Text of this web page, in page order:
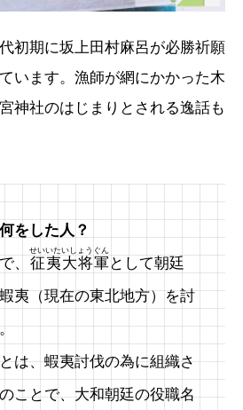
初期に坂上田村麻呂が必勝祈願
います。漁師が網にかかった木
神社のはじまりとされる逸話も
をした人？
、 征夷大将軍
せいいたいしょうぐん
として朝廷
夷（現在の東北地方）を討
は、蝦夷討伐の為に組織さ
ことで、大和朝廷の役職名